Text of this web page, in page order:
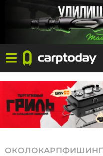
2
ОКОЛОКАРПФИШИНГ